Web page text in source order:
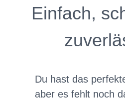
Einfach,
Du hast das
aber es fehlt noch